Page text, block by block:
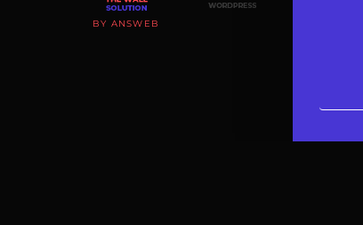
BY ANSWEB